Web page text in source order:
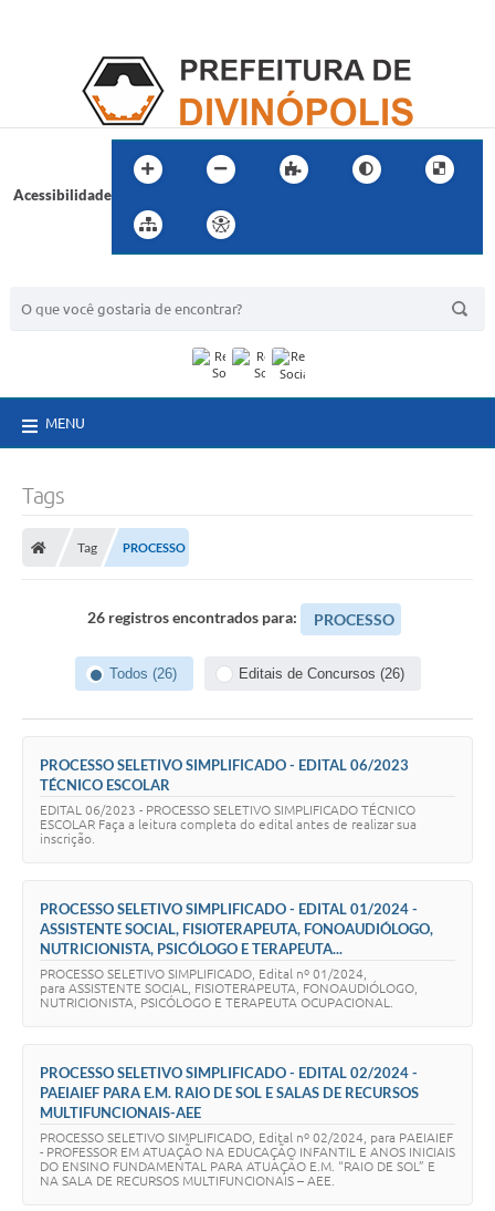
Acessibilidade
MENU
Tags
Tag PROCESSO
26 registros encontrados para: PROCESSO
Todos (26) Editais de Concursos (26)
PROCESSO SELETIVO SIMPLIFICADO - EDITAL 06/2023
TÉCNICO ESCOLAR
EDITAL 06/2023 - PROCESSO SELETIVO SIMPLIFICADO TÉCNICO
ESCOLAR Faça a leitura completa do edital antes de realizar sua
inscrição.
PROCESSO SELETIVO SIMPLIFICADO - EDITAL 01/2024 -
ASSISTENTE SOCIAL, FISIOTERAPEUTA, FONOAUDIÓLOGO,
NUTRICIONISTA, PSICÓLOGO E TERAPEUTA...
PROCESSO SELETIVO SIMPLIFICADO, Edital nº 01/2024,
para ASSISTENTE SOCIAL, FISIOTERAPEUTA, FONOAUDIÓLOGO,
NUTRICIONISTA, PSICÓLOGO E TERAPEUTA OCUPACIONAL.
PROCESSO SELETIVO SIMPLIFICADO - EDITAL 02/2024 -
PAEIAIEF PARA E.M. RAIO DE SOL E SALAS DE RECURSOS
MULTIFUNCIONAIS-AEE
PROCESSO SELETIVO SIMPLIFICADO, Edital nº 02/2024, para PAEIAIEF
- PROFESSOR EM ATUAÇÃO NA EDUCAÇÃO INFANTIL E ANOS INICIAIS
DO ENSINO FUNDAMENTAL PARA ATUAÇÃO E.M. “RAIO DE SOL” E
NA SALA DE RECURSOS MULTIFUNCIONAIS – AEE.